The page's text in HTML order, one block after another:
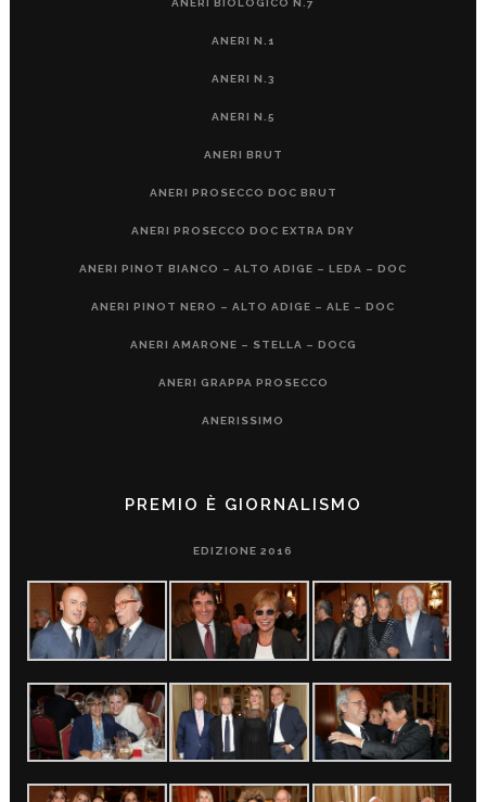
ANERI BIOLOGICO N.7
ANERI N.1
ANERI N.3
ANERI N.5
ANERI BRUT
ANERI PROSECCO DOC BRUT
ANERI PROSECCO DOC EXTRA DRY
ANERI PINOT BIANCO – ALTO ADIGE – LEDA – DOC
ANERI PINOT NERO – ALTO ADIGE – ALE – DOC
ANERI AMARONE – STELLA – DOCG
ANERI GRAPPA PROSECCO
ANERISSIMO
PREMIO È GIORNALISMO
EDIZIONE 2016